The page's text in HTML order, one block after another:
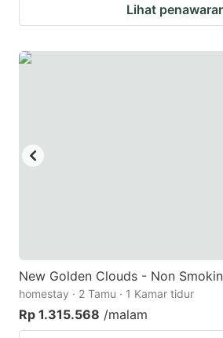
Lihat
New Golden Clouds - Non
homestay · 2 Tamu · 1 Kamar tidur
Rp 1.315.568 /malam